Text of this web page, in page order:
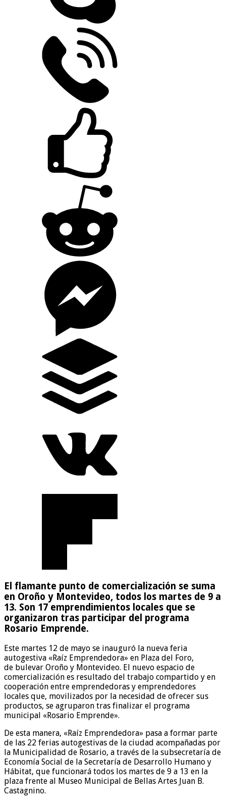
El flamante punto de comercialización se suma
en Oroño y Montevideo, todos los martes de 9 a
13. Son 17 emprendimientos locales que se
organizaron tras participar del programa
Rosario Emprende.
Este martes 12 de mayo se inauguró la nueva feria
autogestiva «Raíz Emprendedora» en Plaza del Foro,
de bulevar Oroño y Montevideo. El nuevo espacio de
comercialización es resultado del trabajo compartido y en
cooperación entre emprendedoras y emprendedores
locales que, movilizados por la necesidad de ofrecer sus
productos, se agruparon tras finalizar el programa
municipal «Rosario Emprende».
De esta manera, «Raíz Emprendedora» pasa a formar parte
de las 22 ferias autogestivas de la ciudad acompañadas por
la Municipalidad de Rosario, a través de la subsecretaría de
Economía Social de la Secretaría de Desarrollo Humano y
Hábitat, que funcionará todos los martes de 9 a 13 en la
plaza frente al Museo Municipal de Bellas Artes Juan B.
Castagnino.